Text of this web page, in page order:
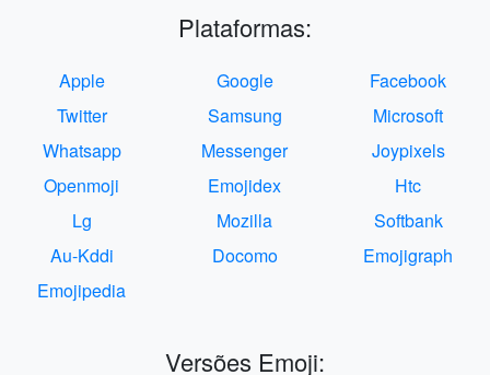
Plataformas:
Apple Google
Facebook
Twitter
Samsung
Microsoft
Whatsapp
Messenger
Joypixels
Openmoji
Emojidex
Htc
Lg
Mozilla
Softbank
Au-Kddi
Docomo
Emojigraph
Emojipedia
Versões Emoji: